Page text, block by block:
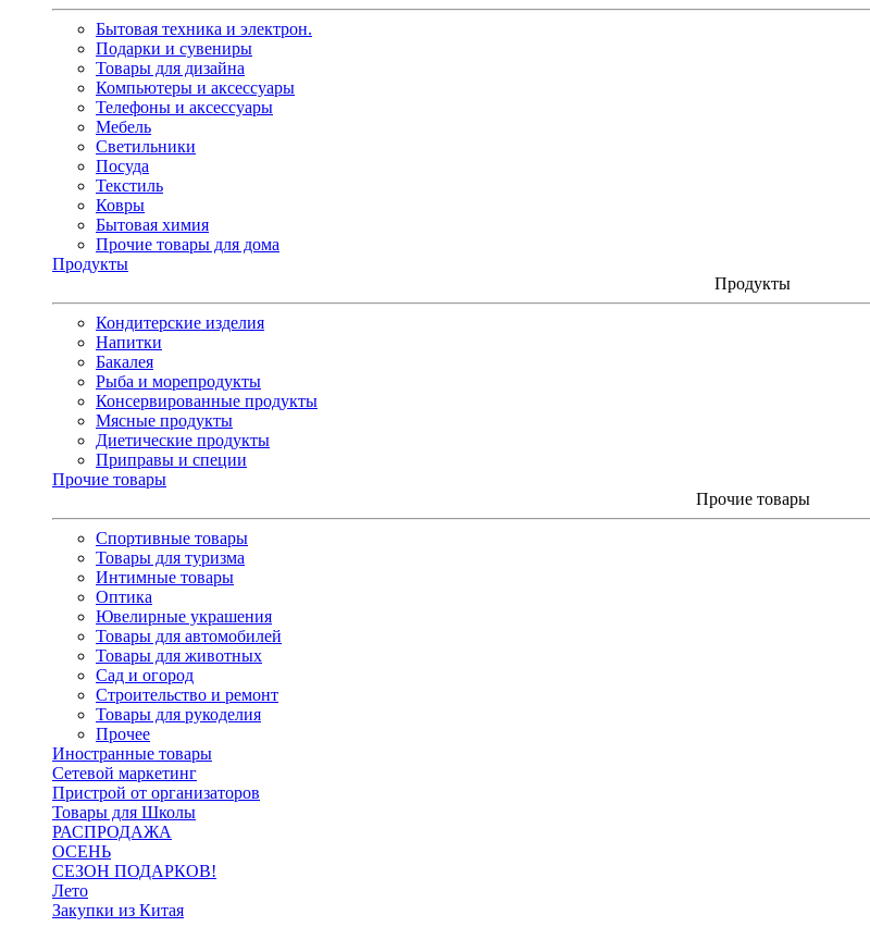
Бытовая техника и электрон.
Подарки и сувениры
Товары для дизайна
Компьютеры и аксессуары
Телефоны и аксессуары
Мебель
Светильники
Посуда
Текстиль
Ковры
Бытовая химия
Прочие товары для дома
Продукты
Продукты
Кондитерские изделия
Напитки
Бакалея
Рыба и морепродукты
Консервированные продукты
Мясные продукты
Диетические продукты
Приправы и специи
Прочие товары
Прочие товары
Спортивные товары
Товары для туризма
Интимные товары
Оптика
Ювелирные украшения
Товары для автомобилей
Товары для животных
Сад и огород
Строительство и ремонт
Товары для рукоделия
Прочее
Иностранные товары
Сетевой маркетинг
Пристрой от организаторов
Товары для Школы
РАСПРОДАЖА
ОСЕНЬ
СЕЗОН ПОДАРКОВ!
Лето
Закупки из Китая